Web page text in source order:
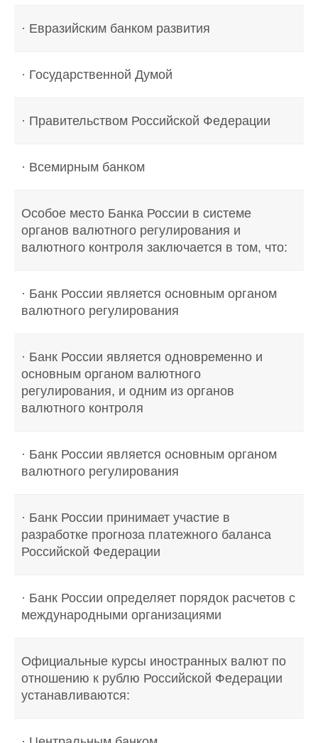
· Евразийским банком развития
· Государственной Думой
· Правительством Российской Федерации
· Всемирным банком
Особое место Банка России в системе
органов валютного регулирования и
валютного контроля заключается в том, что:
· Банк России является основным органом
валютного регулирования
· Банк России является одновременно и
основным органом валютного
регулирования, и одним из органов
валютного контроля
· Банк России является основным органом
валютного регулирования
· Банк России принимает участие в
разработке прогноза платежного баланса
Российской Федерации
· Банк России определяет порядок расчетов с
международными организациями
Официальные курсы иностранных валют по
отношению к рублю Российской Федерации
устанавливаются: